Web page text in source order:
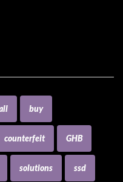
buy
counterfeit GHB
solutions ssd